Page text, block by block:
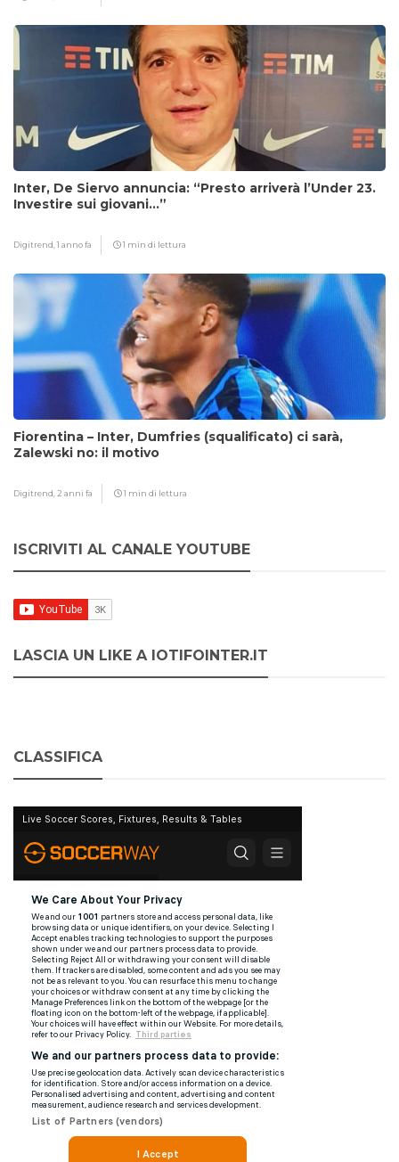
Inter, De Siervo annuncia: “Presto arriverà l’Under 23.
Investire sui giovani…”
Digitrend,1 anno fa 1 min di lettura
Fiorentina – Inter, Dumfries (squalificato) ci sarà,
Zalewski no: il motivo
Digitrend, 2 anni fa 1 min di lettura
ISCRIVITI AL CANALE YOUTUBE
LASCIA UN LIKE A IOTIFOINTER.IT
CLASSIFICA